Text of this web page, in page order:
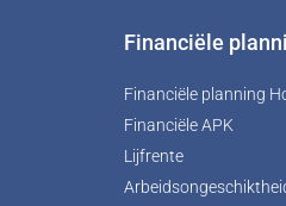
Financiële
Financiële planning
Financiële APK
Lijfrente